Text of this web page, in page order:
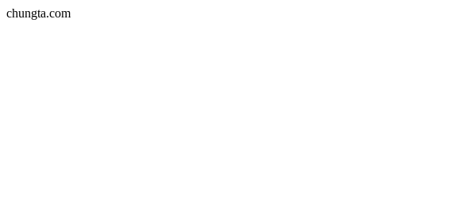
chungta.com